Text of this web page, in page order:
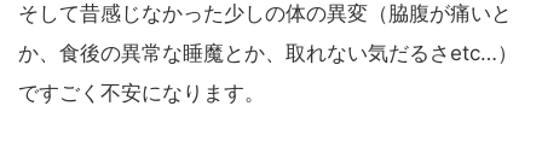
そして昔感じなかった少しの体の異変（脇腹が痛いと
か、食後の異常な睡魔とか、取れない気だるさetc…）
ですごく不安になります。